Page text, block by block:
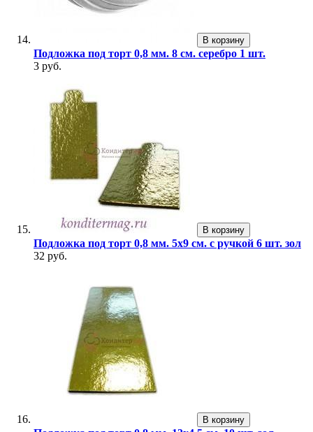
В корзину
Подложка под торт 0,8 мм. 8 см. серебро 1 шт.
3 руб.
В корзину
Подложка под торт 0,8 мм. 5х9 см. с ручкой 6 шт. зол
32 руб.
В корзину